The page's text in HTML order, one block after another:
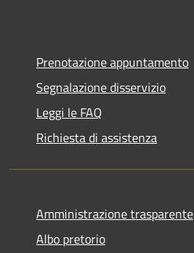
Prenotazione appuntamento
Segnalazione disservizio
Leggi le FAQ
Richiesta di assistenza
Amministrazione trasparente
Albo pretorio